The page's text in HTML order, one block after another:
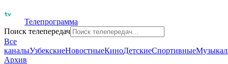
Телепрограмма
Поиск телепередач
Все
каналыУзбекскиеНовостныеКиноДетскиеСпортивные
Архив